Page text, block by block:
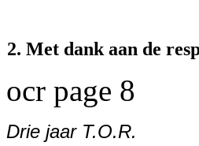
2. Met dank aan de
ocr page 8
Drie jaar T.O.R.